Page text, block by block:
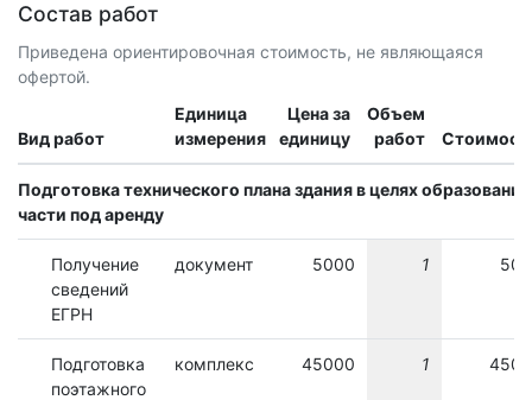
Состав работ
Приведена ориентировочная стоимость, не являющаяся
офертой.
Вид работ
Единица
измерения
Цена за
единицу
Объем
работ
Подготовка технического плана здания в целях образования
части под аренду
Получение
сведений
ЕГРН
документ 5000 1
Подготовка
поэтажного
комплекс 45000 1